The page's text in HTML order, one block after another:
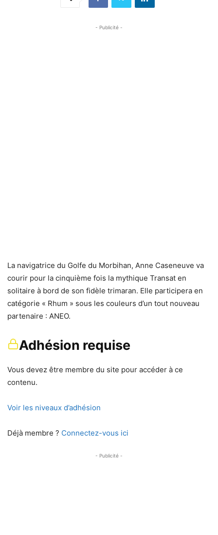
- Publicité -
La navigatrice du Golfe du Morbihan, Anne Caseneuve va
courir pour la cinquième fois la mythique Transat en
solitaire à bord de son fidèle trimaran. Elle participera en
catégorie « Rhum » sous les couleurs d’un tout nouveau
partenaire : ANEO.
Adhésion requise
Vous devez être membre du site pour accéder à ce
contenu.
Voir les niveaux d’adhésion
Déjà membre ? Connectez-vous ici
- Publicité -